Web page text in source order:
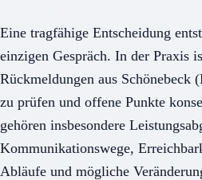
Eine tragfähige Entscheidung
einzigen Gespräch. In der Praxis
Rückmeldungen aus Schönebeck
zu prüfen und offene Punkte
gehören insbesondere
Kommunikationswege,
Abläufe und mögliche